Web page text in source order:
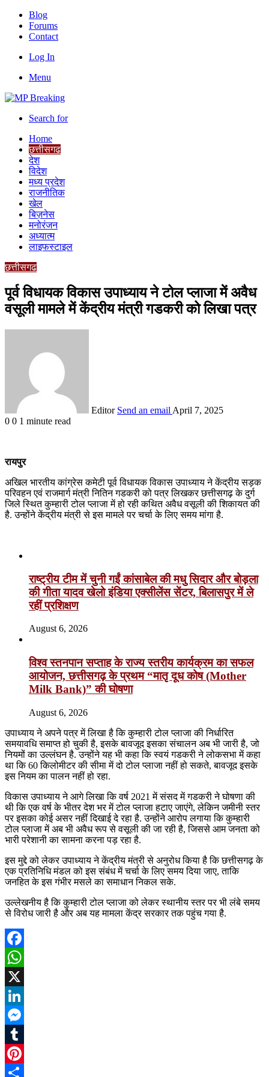
Blog
Forums
Contact
Log In
Menu
Search for
Home
छत्तीसगढ
देश
विदेश
मध्य प्रदेश
राजनीतिक
खेल
बिज़नेस
मनोरंजन
अध्यात्म
लाइफस्टाइल
छत्तीसगढ
पूर्व विधायक विकास उपाध्याय ने टोल प्लाजा में अवैध
वसूली मामले में केंद्रीय मंत्री गडकरी को लिखा पत्र
Editor Send an email April 7, 2025
0 0 1 minute read
रायपुर
अखिल भारतीय कांग्रेस कमेटी पूर्व विधायक विकास उपाध्याय ने केंद्रीय सड़क
परिवहन एवं राजमार्ग मंत्री नितिन गडकरी को पत्र लिखकर छत्तीसगढ़ के दुर्ग
जिले स्थित कुम्हारी टोल प्लाजा में हो रही कथित अवैध वसूली की शिकायत की
है. उन्होंने केंद्रीय मंत्री से इस मामले पर चर्चा के लिए समय मांगा है.
राष्ट्रीय टीम में चुनी गईं कांसाबेल की मधु सिदार और बोड़ला
की गीता यादव खेलो इंडिया एक्सीलेंस सेंटर, बिलासपुर में ले
रहीं प्रशिक्षण
August 6, 2026
विश्व स्तनपान सप्ताह के राज्य स्तरीय कार्यक्रम का सफल
आयोजन, छत्तीसगढ़ के प्रथम “मातृ दूध कोष (Mother
Milk Bank)” की घोषणा
August 6, 2026
उपाध्याय ने अपने पत्र में लिखा है कि कुम्हारी टोल प्लाजा की निर्धारित
समयावधि समाप्त हो चुकी है, इसके बावजूद इसका संचालन अब भी जारी है, जो
नियमों का उल्लंघन है. उन्होंने यह भी कहा कि स्वयं गडकरी ने लोकसभा में कहा
था कि 60 किलोमीटर की सीमा में दो टोल प्लाजा नहीं हो सकते, बावजूद इसके
इस नियम का पालन नहीं हो रहा.
विकास उपाध्याय ने आगे लिखा कि वर्ष 2021 में संसद में गडकरी ने घोषणा की
थी कि एक वर्ष के भीतर देश भर में टोल प्लाजा हटाए जाएंगे, लेकिन जमीनी स्तर
पर इसका कोई असर नहीं दिखाई दे रहा है. उन्होंने आरोप लगाया कि कुम्हारी
टोल प्लाजा में अब भी अवैध रूप से वसूली की जा रही है, जिससे आम जनता को
भारी परेशानी का सामना करना पड़ रहा है.
इस मुद्दे को लेकर उपाध्याय ने केंद्रीय मंत्री से अनुरोध किया है कि छत्तीसगढ़ के
एक प्रतिनिधि मंडल को इस संबंध में चर्चा के लिए समय दिया जाए, ताकि
जनहित के इस गंभीर मसले का समाधान निकल सके.
उल्लेखनीय है कि कुम्हारी टोल प्लाजा को लेकर स्थानीय स्तर पर भी लंबे समय
से विरोध जारी है और अब यह मामला केंद्र सरकार तक पहुंच गया है.
Facebook
WhatsApp
X
LinkedIn
Messenger
Tumblr
Pinterest